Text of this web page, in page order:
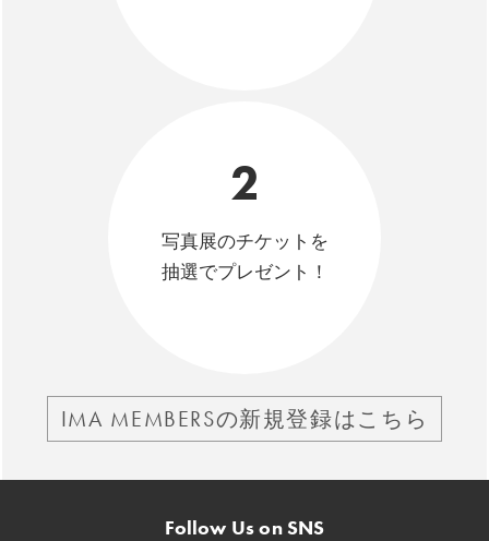
2
写真展のチケットを
抽選でプレゼント！
IMA MEMBERSの新規登録はこちら
Follow Us on SNS